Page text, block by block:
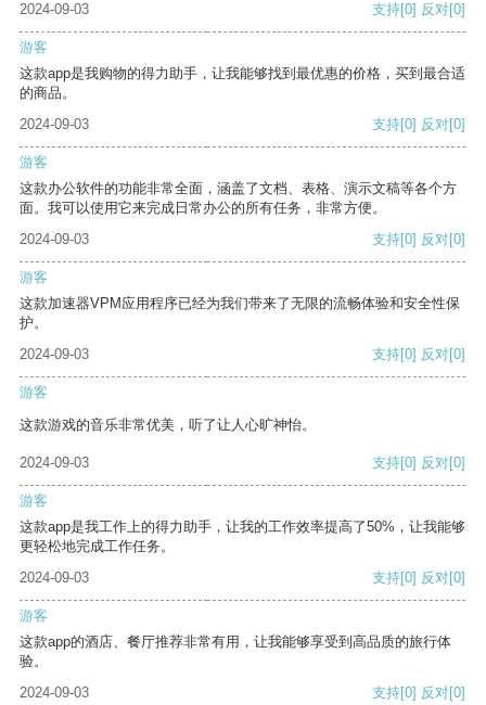
2024-09-03
支持[0] 反对[0]
游客
这款app是我购物的得力助手，让我能够找到最优惠的价格，买到最合适
的商品。
2024-09-03
支持[0] 反对[0]
游客
这款办公软件的功能非常全面，涵盖了文档、表格、演示文稿等各个方
面。我可以使用它来完成日常办公的所有任务，非常方便。
2024-09-03
支持[0] 反对[0]
游客
这款加速器VPM应用程序已经为我们带来了无限的流畅体验和安全性保
护。
2024-09-03
支持[0] 反对[0]
游客
这款游戏的音乐非常优美，听了让人心旷神怡。
2024-09-03 支持[0] 反对[0]
游客
这款app是我工作上的得力助手，让我的工作效率提高了50%，让我能够
更轻松地完成工作任务。
2024-09-03
支持[0] 反对[0]
游客
这款app的酒店、餐厅推荐非常有用，让我能够享受到高品质的旅行体
验。
2024-09-03
支持[0] 反对[0]